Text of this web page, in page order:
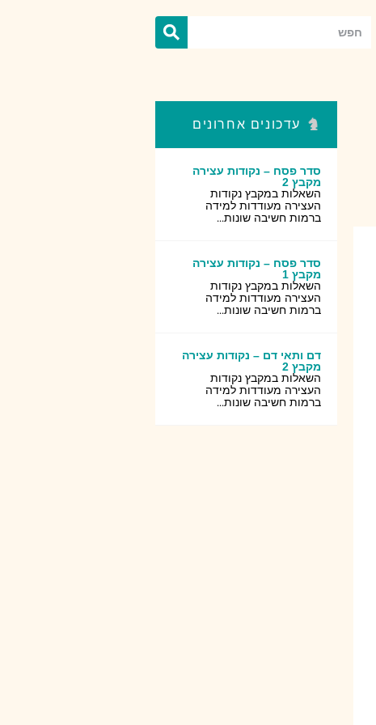
עדכונים אחרונים
סדר פסח – נקודות עצירה
מקבץ 2
השאלות במקבץ נקודות
העצירה מעודדות למידה
ברמות חשיבה שונות...
סדר פסח – נקודות עצירה
מקבץ 1
השאלות במקבץ נקודות
העצירה מעודדות למידה
ברמות חשיבה שונות...
דם ותאי דם – נקודות עצירה
מקבץ 2
השאלות במקבץ נקודות
העצירה מעודדות למידה
ברמות חשיבה שונות...